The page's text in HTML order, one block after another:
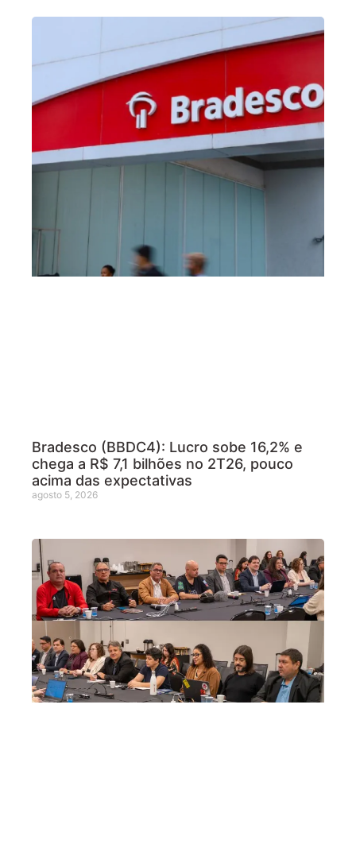
Bradesco (BBDC4): Lucro sobe 16,2% e
chega a R$ 7,1 bilhões no 2T26, pouco
acima das expectativas
agosto 5, 2026